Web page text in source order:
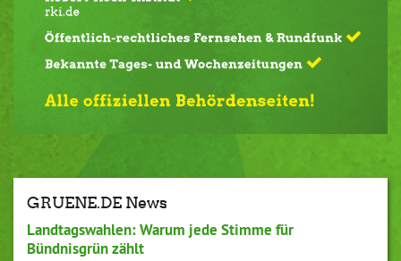
GRUENE.DE News
Landtagswahlen: Warum jede Stimme für
Bündnisgrün zählt